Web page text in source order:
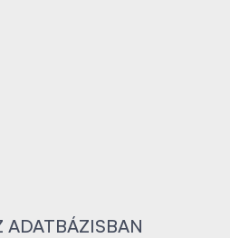
ADATBÁZISBAN